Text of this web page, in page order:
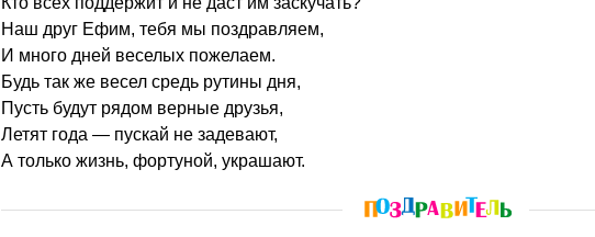
Наш друг Ефим, тебя мы поздравляем,
И много дней веселых пожелаем.
Будь так же весел средь рутины дня,
Пусть будут рядом верные друзья,
Летят года — пускай не задевают,
А только жизнь, фортуной, украшают.